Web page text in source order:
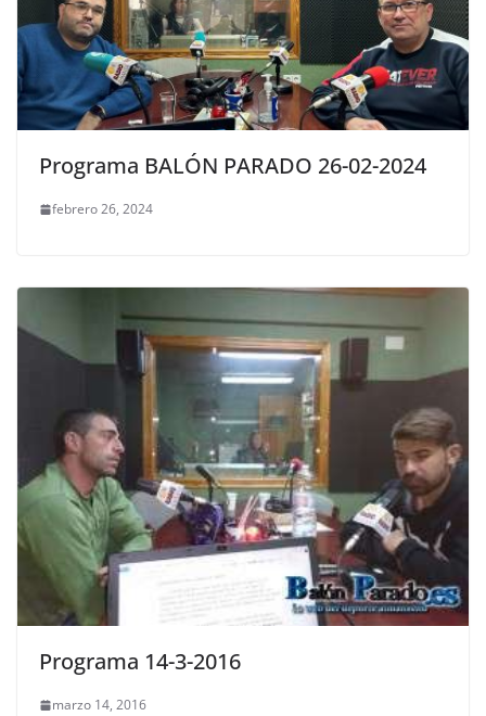
Programa BALÓN PARADO 26-02-2024
febrero 26, 2024
Programa 14-3-2016
marzo 14, 2016